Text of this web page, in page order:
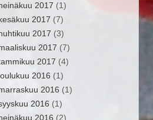
2017 (1)
2017 (7)
2017 (3)
2017 (7)
2017 (4)
2016 (1)
2016 (1)
2016 (1)
2016 (2)